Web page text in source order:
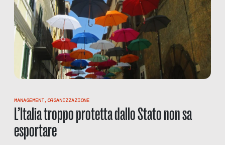
MANAGEMENT,ORGANIZZAZIONE
L’Italia troppo protetta dallo Stato non sa
esportare